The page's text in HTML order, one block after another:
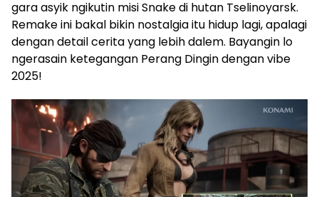
gara asyik ngikutin misi Snake di hutan Tselinoyarsk.
Remake ini bakal bikin nostalgia itu hidup lagi, apalagi
dengan detail cerita yang lebih dalem. Bayangin lo
ngerasain ketegangan Perang Dingin dengan vibe
2025!